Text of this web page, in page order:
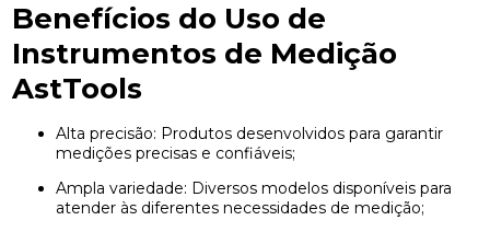
Benefícios do Uso de
Instrumentos de Medição
AstTools
Alta precisão: Produtos desenvolvidos para garantir
medições precisas e confiáveis;
Ampla variedade: Diversos modelos disponíveis para
atender às diferentes necessidades de medição;